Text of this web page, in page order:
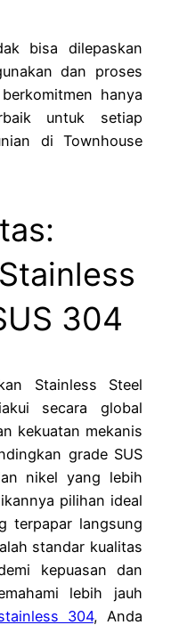
bisa dilepaskan
dan proses
hanya
untuk setiap
di Townhouse
304
Stainless Steel
secara global
kekuatan mekanis
grade SUS
nikel yang lebih
pilihan ideal
terpapar langsung
standar kualitas
kepuasan dan
lebih jauh
304, Anda